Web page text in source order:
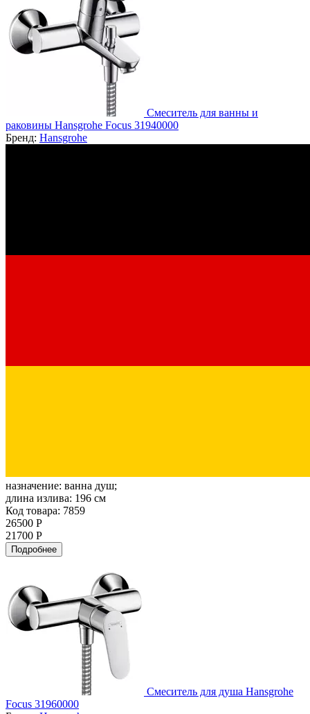
Смеситель для ванны и
раковины Hansgrohe Focus 31940000
Бренд: Hansgrohe
назначение: ванна душ;
длина излива: 196 см
Код товара: 7859
26500 Р
21700 Р
Подробнее
Смеситель для душа Hansgrohe
Focus 31960000